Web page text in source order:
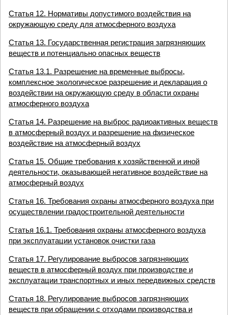
Статья 12. Нормативы допустимого воздействия на
окружающую среду для атмосферного воздуха
Статья 13. Государственная регистрация загрязняющих
веществ и потенциально опасных веществ
Статья 13.1. Разрешение на временные выбросы,
комплексное экологическое разрешение и декларация о
воздействии на окружающую среду в области охраны
атмосферного воздуха
Статья 14. Разрешение на выброс радиоактивных веществ
в атмосферный воздух и разрешение на физическое
воздействие на атмосферный воздух
Статья 15. Общие требования к хозяйственной и иной
деятельности, оказывающей негативное воздействие на
атмосферный воздух
Статья 16. Требования охраны атмосферного воздуха при
осуществлении градостроительной деятельности
Статья 16.1. Требования охраны атмосферного воздуха
при эксплуатации установок очистки газа
Статья 17. Регулирование выбросов загрязняющих
веществ в атмосферный воздух при производстве и
эксплуатации транспортных и иных передвижных средств
Статья 18. Регулирование выбросов загрязняющих
веществ при обращении с отходами производства и